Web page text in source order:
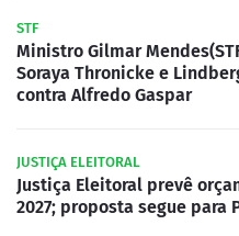
STF
Ministro Gilmar
Soraya Thronicke e
contra Alfredo Gaspar
JUSTIÇA ELEITORAL
Justiça Eleitoral prevê
2027; proposta segue para